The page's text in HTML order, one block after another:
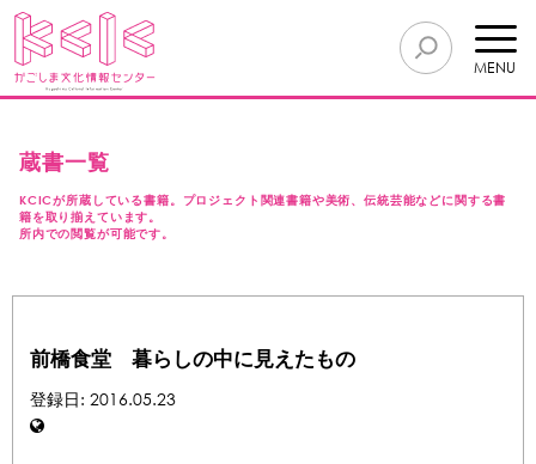
MENU
蔵書一覧
KCICが所蔵している書籍。プロジェクト関連書籍や美術、伝統芸能などに関する書
籍を取り揃えています。
所内での閲覧が可能です。
前橋食堂 暮らしの中に見えたもの
登録日: 2016.05.23